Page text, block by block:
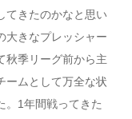
てきたのかなと思い
大きなプレッシャー
秋季リーグ前から主
ームとして万全な状
。1年間戦ってきた